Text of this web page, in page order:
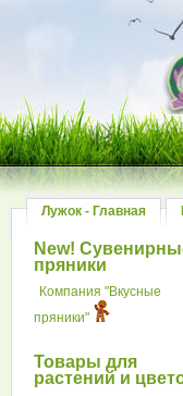
Лужок - Главная
New!
пряники
Компания "Вкусные
пряники"
Товары для
растений и